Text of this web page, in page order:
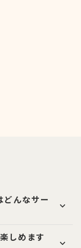
んなサー
しめます